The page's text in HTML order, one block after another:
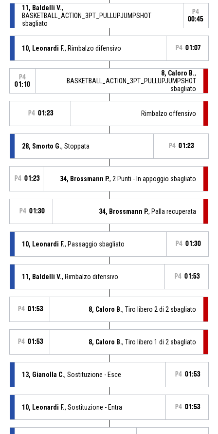
11, Baldelli V.,
BASKETBALL_ACTION_3PT_PULLUPJUMPSHOT
sbagliato
P4
00:45
10, Leonardi F., Rimbalzo difensivo P4 01:07
P4
01:10
8, Caloro B.,
BASKETBALL_ACTION_3PT_PULLUPJUMPSHOT
sbagliato
P4 01:23 Rimbalzo offensivo
28, Smorto G., Stoppata P4 01:23
P4 01:23 34, Brossmann P., 2 Punti - In appoggio sbagliato
P4 01:30 34, Brossmann P., Palla recuperata
10, Leonardi F., Passaggio sbagliato P4 01:30
11, Baldelli V., Rimbalzo difensivo P4 01:53
P4 01:53 8, Caloro B., Tiro libero 2 di 2 sbagliato
P4 01:53 8, Caloro B., Tiro libero 1 di 2 sbagliato
13, Gianolla C., Sostituzione - Esce P4 01:53
10, Leonardi F., Sostituzione - Entra P4 01:53